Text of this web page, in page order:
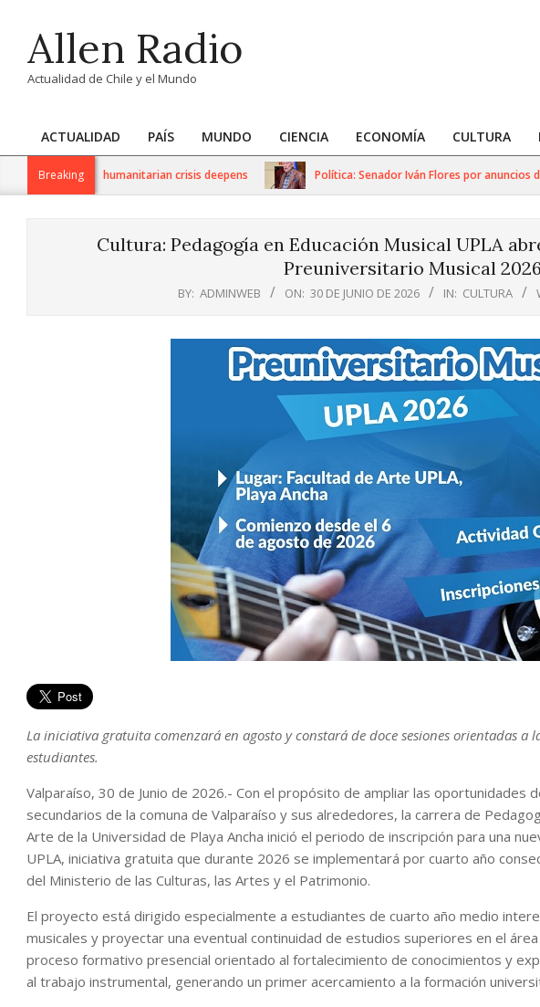
contentAllen Radio
Actualidad de Chile y el Mundo
Primary
Navigation
ACTUALIDAD PAÍS MUNDO CIENCIA ECONOMÍA CULTURA
Breaking
sanctions as humanitarian crisis deepens Política: Senador Iván Flores por anuncios del
Cultura: Pedagogía en Educación Musical UPLA
Preuniversitario Musical 2026
BY: ADMINWEB ON: 30 DE JUNIO DE 2026 IN: CULTURA
La iniciativa gratuita comenzará en agosto y constará de doce sesiones orientadas a
estudiantes.
Valparaíso, 30 de Junio de 2026.- Con el propósito de ampliar las oportunidades
secundarios de la comuna de Valparaíso y sus alrededores, la carrera de
Arte de la Universidad de Playa Ancha inició el periodo de inscripción para una
UPLA, iniciativa gratuita que durante 2026 se implementará por cuarto año
del Ministerio de las Culturas, las Artes y el Patrimonio.
El proyecto está dirigido especialmente a estudiantes de cuarto año medio
musicales y proyectar una eventual continuidad de estudios superiores en el
proceso formativo presencial orientado al fortalecimiento de conocimientos y
al trabajo instrumental, generando un primer acercamiento a la formación